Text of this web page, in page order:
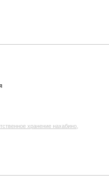
хранение нахабино,